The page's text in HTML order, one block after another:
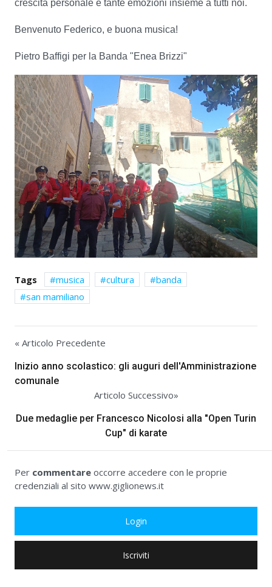
crescita personale e tante emozioni insieme a tutti noi.
Benvenuto Federico, e buona musica!
Pietro Baffigi per la Banda "Enea Brizzi"
Tags musica cultura
banda
san mamiliano
« Articolo Precedente
Inizio anno scolastico: gli auguri dell'Amministrazione
comunale
Articolo Successivo»
Due medaglie per Francesco Nicolosi alla "Open Turin
Cup" di karate
Per commentare occorre accedere con le proprie
credenziali al sito www.giglionews.it
Login
Iscriviti